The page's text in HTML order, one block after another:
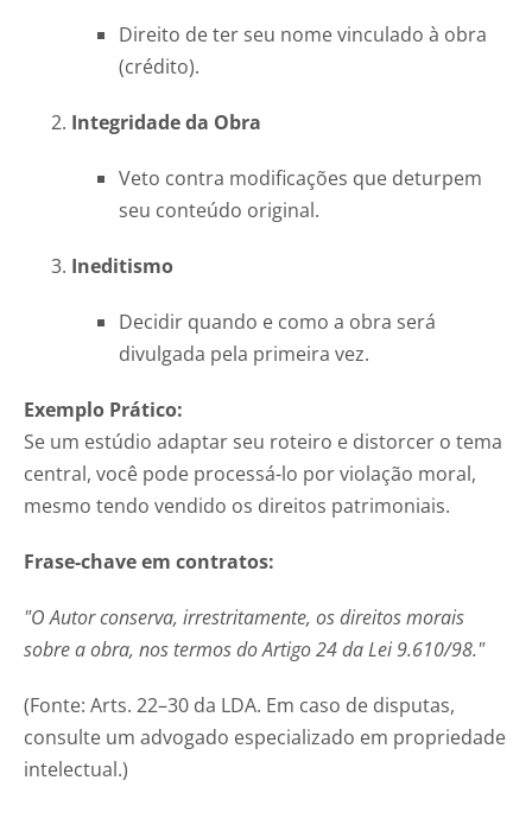
Direito de ter seu nome vinculado à obra
(crédito).
Integridade da Obra
Veto contra modificações que deturpem
seu conteúdo original.
Ineditismo
Decidir quando e como a obra será
divulgada pela primeira vez.
Exemplo Prático:
Se um estúdio adaptar seu roteiro e distorcer o tema
central, você pode processá-lo por violação moral,
mesmo tendo vendido os direitos patrimoniais.
Frase-chave em contratos:
"O Autor conserva, irrestritamente, os direitos morais
sobre a obra, nos termos do Artigo 24 da Lei 9.610/98."
(Fonte: Arts. 22–30 da LDA. Em caso de disputas,
consulte um advogado especializado em propriedade
intelectual.)